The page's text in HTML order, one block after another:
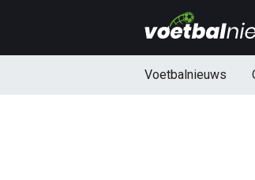
Voetbalnieuws